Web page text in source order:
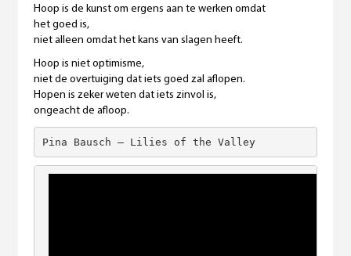
Hoop is de kunst om ergens aan te werken omdat
het goed is,
niet alleen omdat het kans van slagen heeft.
Hoop is niet optimisme,
niet de overtuiging dat iets goed zal aflopen.
Hopen is zeker weten dat iets zinvol is,
ongeacht de afloop.
Pina Bausch – Lilies of the Valley